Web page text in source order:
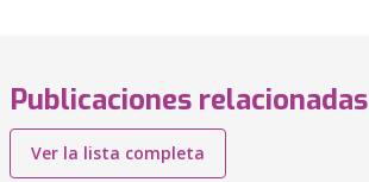
Publicaciones relacionadas
Ver la lista completa